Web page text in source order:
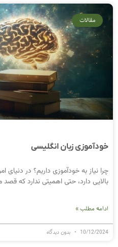
مقالات
خودآموزی زبان انگلیسی
چرا نیاز به خودآموزی داریم؟ در دنیای
بالایی دارد، حتی اهمیتی ندارد که
ادامه مطلب »
10/12/2024 بدون دیدگاه